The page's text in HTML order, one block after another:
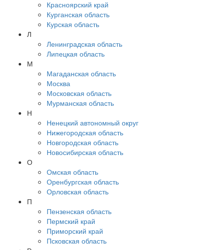
Красноярский край
Курганская область
Курская область
Л
Ленинградская область
Липецкая область
М
Магаданская область
Москва
Московская область
Мурманская область
Н
Ненецкий автономный округ
Нижегородская область
Новгородская область
Новосибирская область
О
Омская область
Оренбургская область
Орловская область
П
Пензенская область
Пермский край
Приморский край
Псковская область